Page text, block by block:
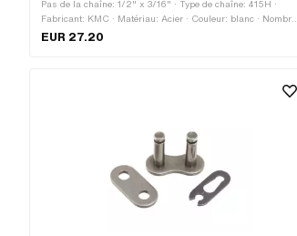
Pas de la chaîne: 1/2" x 3/16" · Type de chaîne: 415H ·
Fabricant: KMC · Matériau: Acier · Couleur: blanc · Nombre
de maillons: 128 pcs · Circonférence de roulement: 1626
EUR 27.20